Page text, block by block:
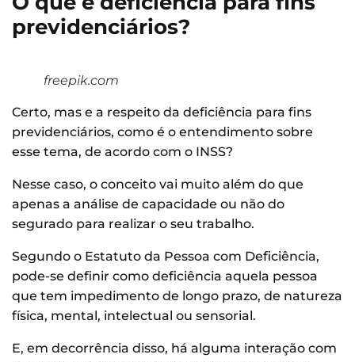
previdenciários?
freepik.com
Certo, mas e a respeito da deficiência para fins
previdenciários, como é o entendimento sobre
esse tema, de acordo com o INSS?
Nesse caso, o conceito vai muito além do que
apenas a análise de capacidade ou não do
segurado para realizar o seu trabalho.
Segundo o Estatuto da Pessoa com Deficiência,
pode-se definir como deficiência aquela pessoa
que tem impedimento de longo prazo, de natureza
física, mental, intelectual ou sensorial.
E, em decorrência disso, há alguma interação com